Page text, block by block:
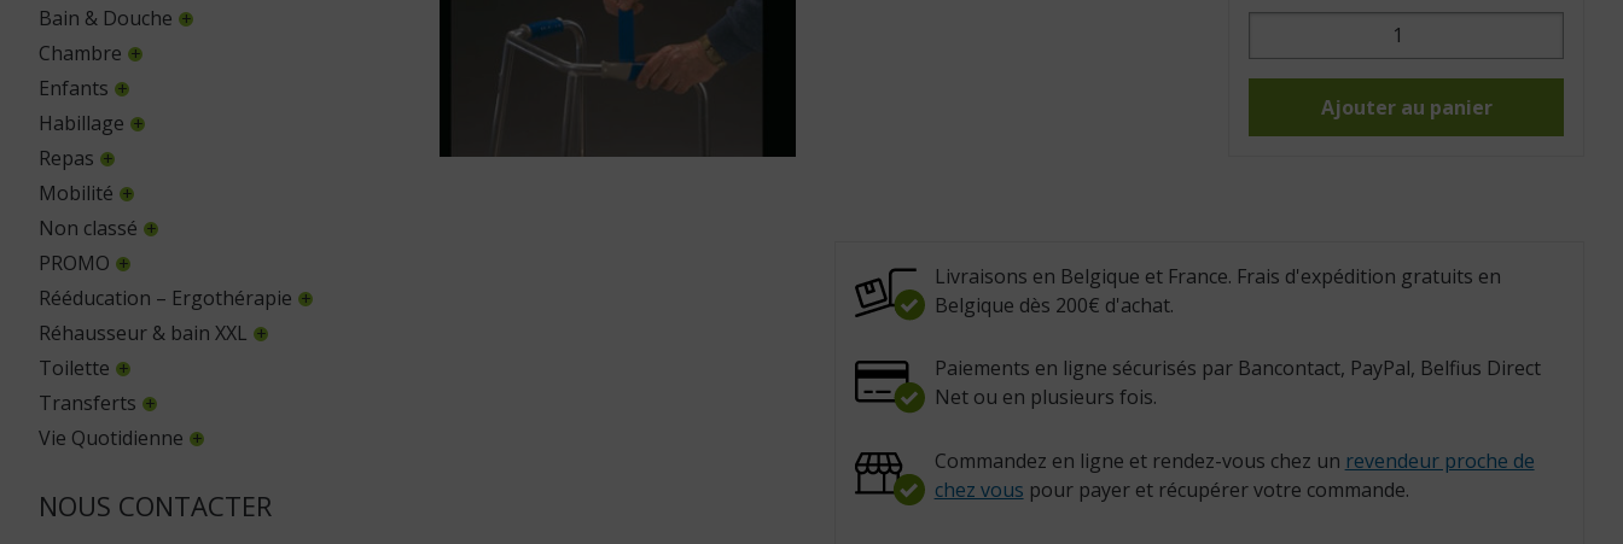
Bain & Douche
Chambre
Enfants
Habillage
Repas
Mobilité
Non classé
PROMO
Rééducation – Ergothérapie
Réhausseur & bain XXL
Toilette
Transferts
Vie Quotidienne
NOUS CONTACTER
quantité
lot
(Réf.
Ajouter au panier
Livraisons en Belgique et France. Frais d'expédition gratuits en
Belgique dès 200€ d'achat.
Paiements en ligne sécurisés par Bancontact, PayPal, Belfius Direct
Net ou en plusieurs fois.
Commandez en ligne et rendez-vous chez un revendeur proche de
chez vous pour payer et récupérer votre commande.